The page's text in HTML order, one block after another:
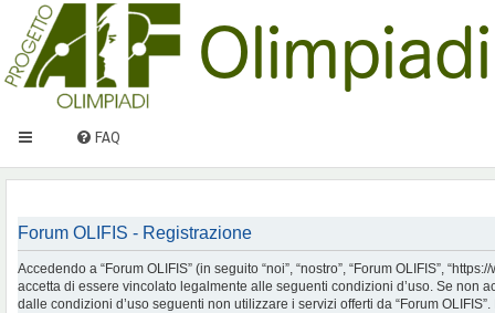
FAQ
Forum OLIFIS - Registrazione
Accedendo a “Forum OLIFIS” (in seguito “noi”, “nostro”, “Forum OLIFIS”,
accetta di essere vincolato legalmente alle seguenti condizioni d’uso. Se non
dalle condizioni d’uso seguenti non utilizzare i servizi offerti da “Forum